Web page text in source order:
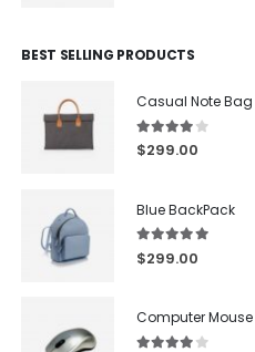
BEST SELLING PRODUCTS
Casual Note Bag
4.00out of 5
$299.00
Blue BackPack
5.00out of 5
$299.00
Computer Mouse